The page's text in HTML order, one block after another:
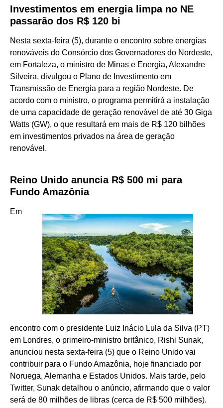
Investimentos em energia limpa no NE
passarão dos R$ 120 bi
Nesta sexta-feira (5), durante o encontro sobre energias
renováveis do Consórcio dos Governadores do Nordeste,
em Fortaleza, o ministro de Minas e Energia, Alexandre
Silveira, divulgou o Plano de Investimento em
Transmissão de Energia para a região Nordeste. De
acordo com o ministro, o programa permitirá a instalação
de uma capacidade de geração renovável de até 30 Giga
Watts (GW), o que resultará em mais de R$ 120 bilhões
em investimentos privados na área de geração
renovável.
Reino Unido anuncia R$ 500 mi para
Fundo Amazônia
Em
encontro com o presidente Luiz Inácio Lula da Silva (PT)
em Londres, o primeiro-ministro britânico, Rishi Sunak,
anunciou nesta sexta-feira (5) que o Reino Unido vai
contribuir para o Fundo Amazônia, hoje financiado por
Noruega, Alemanha e Estados Unidos. Mais tarde, pelo
Twitter, Sunak detalhou o anúncio, afirmando que o valor
será de 80 milhões de libras (cerca de R$ 500 milhões).